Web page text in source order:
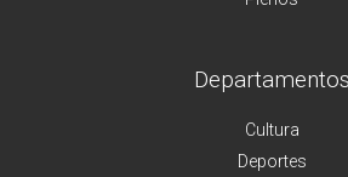
Departamentos
Cultura
Deportes